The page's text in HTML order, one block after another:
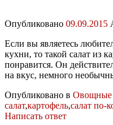
Опубликовано 09.09.2015
Если вы являетесь
кухни, то такой салат из
понравится. Он
на вкус, немного
Опубликовано в Овощные
салат,картофель,салат по-
Написать ответ